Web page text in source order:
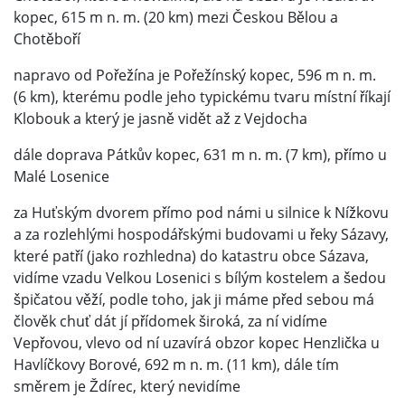
kopec, 615 m n. m. (20 km) mezi Českou Bělou a
Chotěboří
napravo od Pořežína je Pořežínský kopec, 596 m n. m.
(6 km), kterému podle jeho typickému tvaru místní říkají
Klobouk a který je jasně vidět až z Vejdocha
dále doprava Pátkův kopec, 631 m n. m. (7 km), přímo u
Malé Losenice
za Huťským dvorem přímo pod námi u silnice k Nížkovu
a za rozlehlými hospodářskými budovami u řeky Sázavy,
které patří (jako rozhledna) do katastru obce Sázava,
vidíme vzadu Velkou Losenici s bílým kostelem a šedou
špičatou věží, podle toho, jak ji máme před sebou má
člověk chuť dát jí přídomek široká, za ní vidíme
Vepřovou, vlevo od ní uzavírá obzor kopec Henzlička u
Havlíčkovy Borové, 692 m n. m. (11 km), dále tím
směrem je Ždírec, který nevidíme